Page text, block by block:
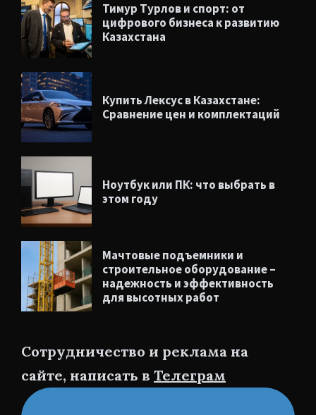
Тимур Турлов и спорт: от
цифрового бизнеса к развитию
Казахстана
Купить Лексус в Казахстане:
Сравнение цен и комплектаций
Ноутбук или ПК: что выбрать в
этом году
Мачтовые подъемники и
строительное оборудование –
надежность и эффективность
для высотных работ
Сотрудничество и реклама на
сайте, написать в Телеграм